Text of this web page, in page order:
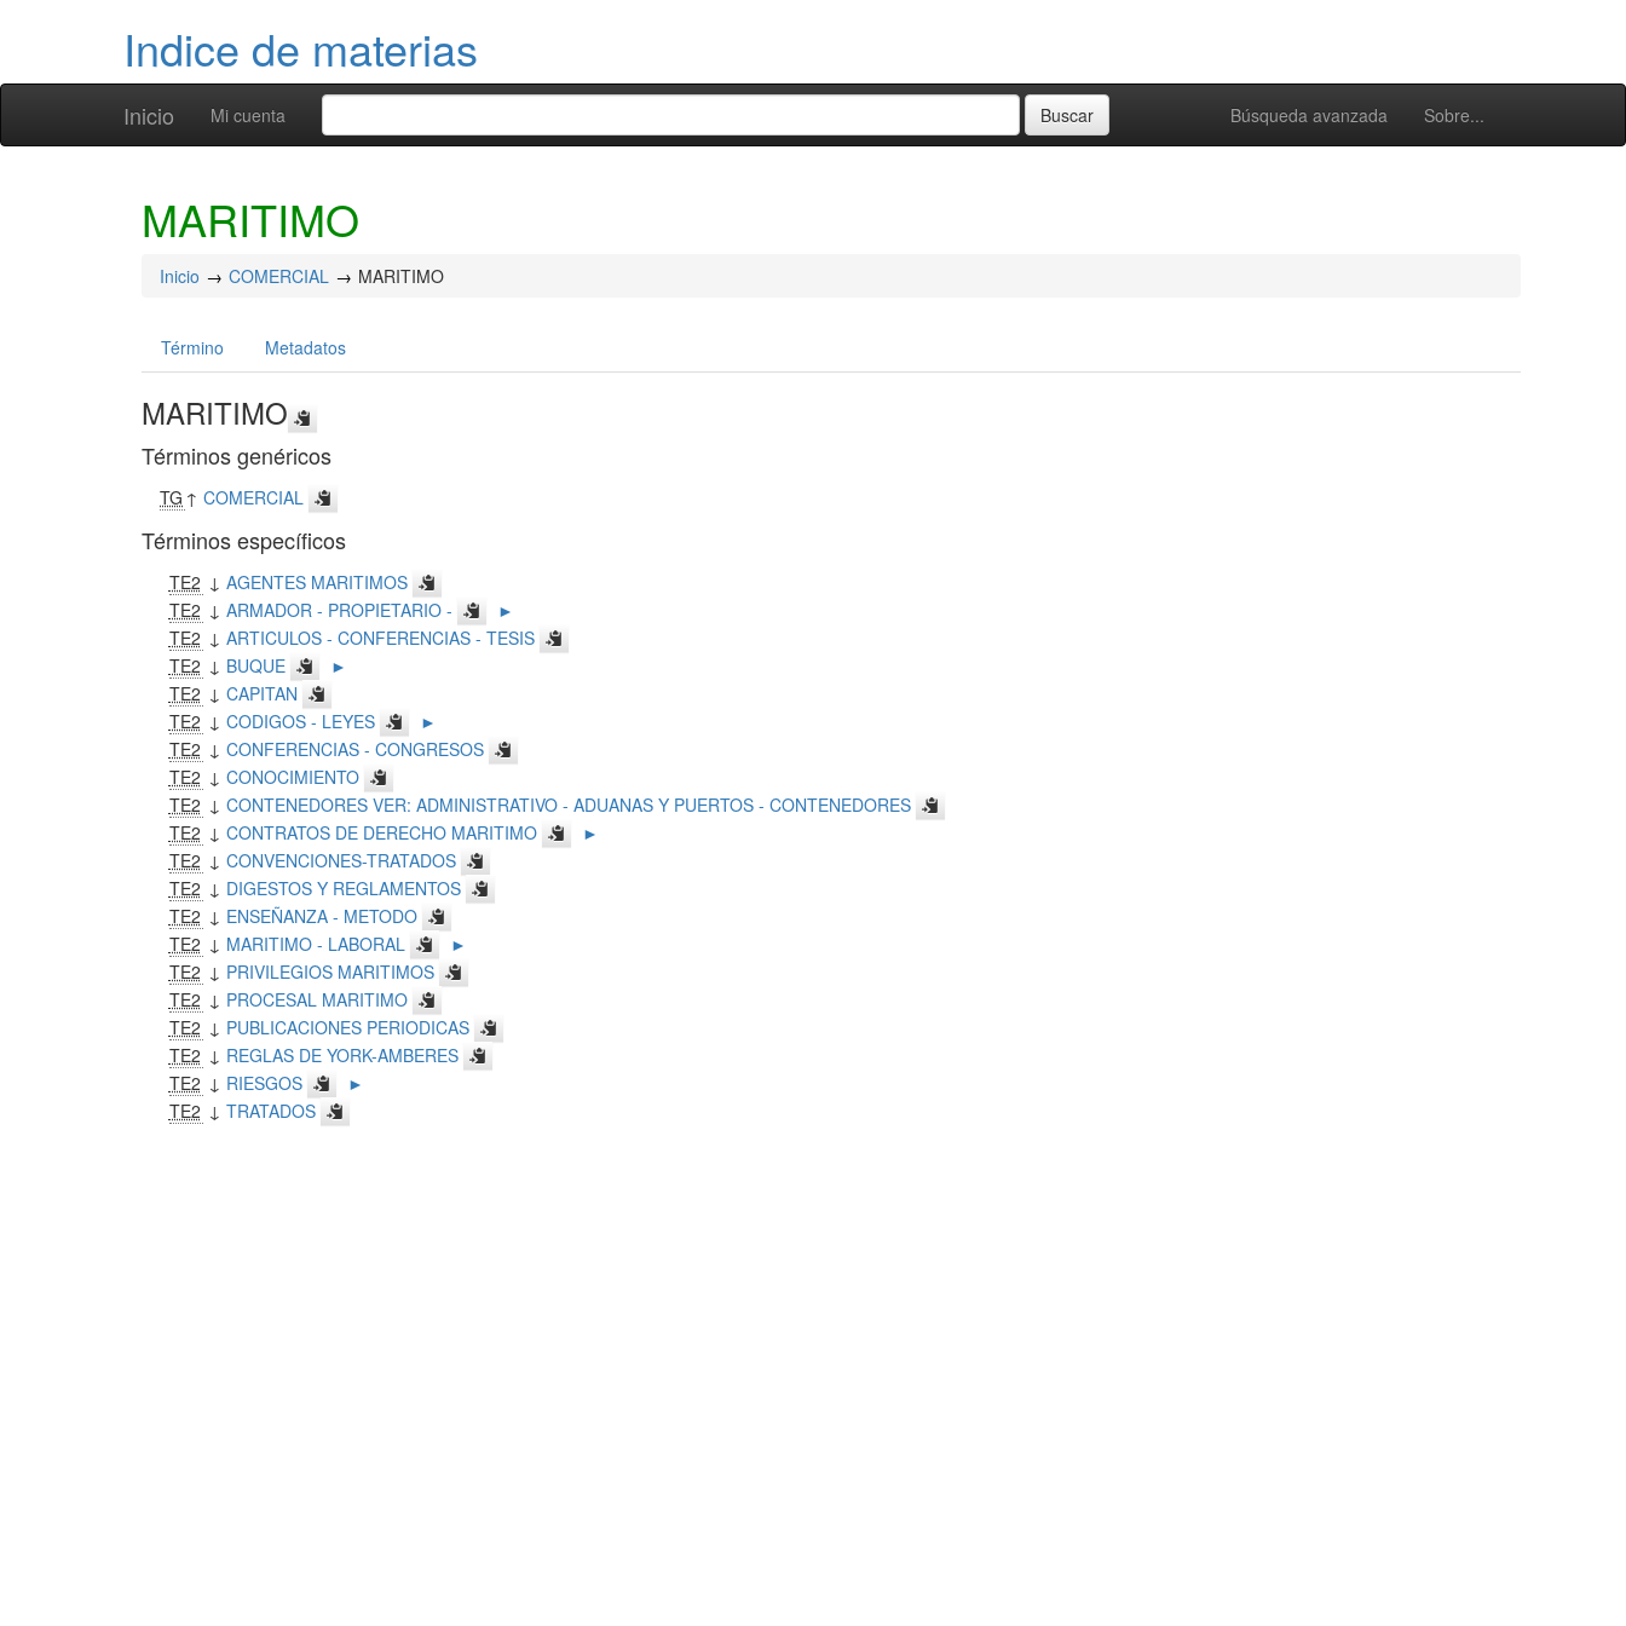
Indice de materias
Inicio Búsqueda avanzada Sobre...
Mi cuenta
MARITIMO
Inicio COMERCIAL MARITIMO
Término Metadatos
MARITIMO
Términos genéricos
TG ↑COMERCIAL
Términos específicos
TE2 ↓ AGENTES MARITIMOS
TE2 ↓ ARMADOR - PROPIETARIO -
►
TE2 ↓ ARTICULOS - CONFERENCIAS - TESIS
TE2 ↓ BUQUE
►
TE2 ↓ CAPITAN
TE2 ↓ CODIGOS - LEYES
►
TE2 ↓ CONFERENCIAS - CONGRESOS
TE2 ↓ CONOCIMIENTO
TE2 ↓ CONTENEDORES VER: ADMINISTRATIVO - ADUANAS Y PUERTOS - CONTENEDORES
TE2 ↓ CONTRATOS DE DERECHO MARITIMO
►
TE2 ↓ CONVENCIONES-TRATADOS
TE2 ↓ DIGESTOS Y REGLAMENTOS
TE2 ↓ ENSEÑANZA - METODO
TE2 ↓ MARITIMO - LABORAL
►
TE2 ↓ PRIVILEGIOS MARITIMOS
TE2 ↓ PROCESAL MARITIMO
TE2 ↓ PUBLICACIONES PERIODICAS
TE2 ↓ REGLAS DE YORK-AMBERES
TE2 ↓ RIESGOS
►
TE2 ↓ TRATADOS